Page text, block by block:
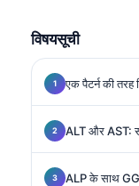
विषयसूची
एक पैटर्न की
ALT और AST:
ALP के साथ